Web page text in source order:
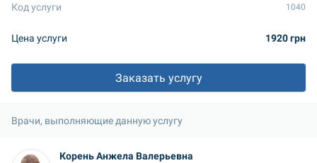
Код услуги 1040
Цена услуги 1920 грн
Заказать услугу
Врачи, выполняющие данную услугу
Корень Анжела Валерьевна